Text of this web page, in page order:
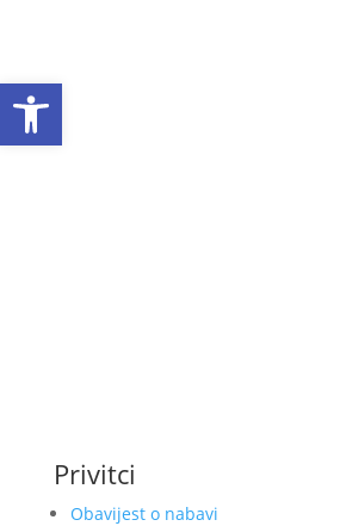
Privitci
Obavijest o nabavi
Open toolbar